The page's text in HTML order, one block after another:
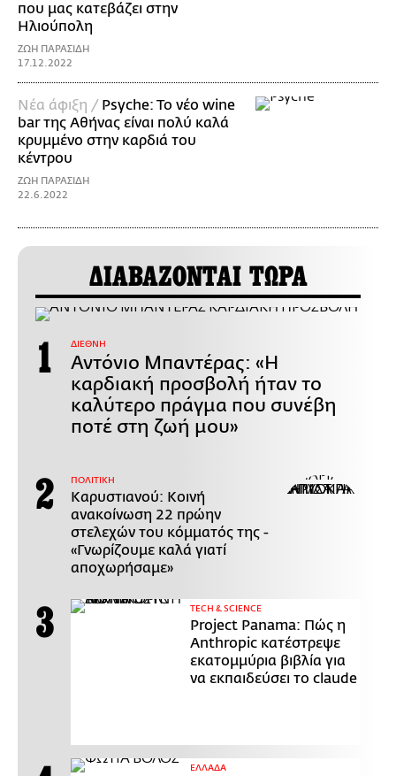
που μας κατεβάζει στην
Ηλιούπολη
ΖΩΗ ΠΑΡΑΣΙΔΗ
17.12.2022
Νέα άφιξη / Psyche: To νέο wine
bar της Αθήνας είναι πολύ καλά
κρυμμένο στην καρδιά του
κέντρου
ΖΩΗ ΠΑΡΑΣΙΔΗ
22.6.2022
ΔΙΑΒΑΖΟΝΤΑΙ ΤΩΡΑ
ΔΙΕΘΝΗ
Αντόνιο Μπαντέρας: «Η
καρδιακή προσβολή ήταν το
καλύτερο πράγμα που συνέβη
ποτέ στη ζωή μου»
ΠΟΛΙΤΙΚΗ
Καρυστιανού: Κοινή
ανακοίνωση 22 πρώην
στελεχών του κόμματός της -
«Γνωρίζουμε καλά γιατί
αποχωρήσαμε»
ΤECH & SCIENCE
Project Panama: Πώς η
Anthropic κατέστρεψε
εκατομμύρια βιβλία για
να εκπαιδεύσει το claude
ΕΛΛΑΔΑ